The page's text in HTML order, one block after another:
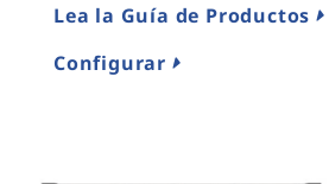
Lea la Guía de Productos
Configurar